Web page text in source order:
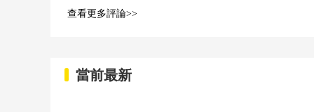
查看更多評論>>
當前最新